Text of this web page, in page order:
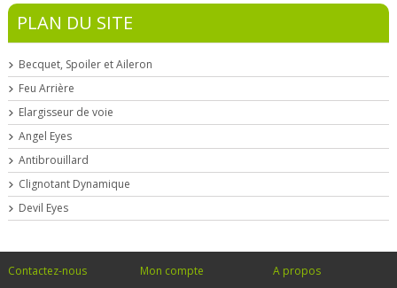
PLAN DU SITE
Becquet, Spoiler et Aileron
Feu Arrière
Elargisseur de voie
Angel Eyes
Antibrouillard
Clignotant Dynamique
Devil Eyes
Contactez-nous Mon compte A propos